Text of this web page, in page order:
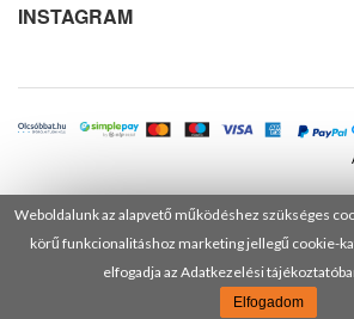
Weboldalunk az alapvető működéshez szükséges
körű funkcionalitáshoz marketing jellegű cookie-
elfogadja az Adatkezelési
Elfogadom
INSTAGRAM
© 2025 Minden jog fenntartva!